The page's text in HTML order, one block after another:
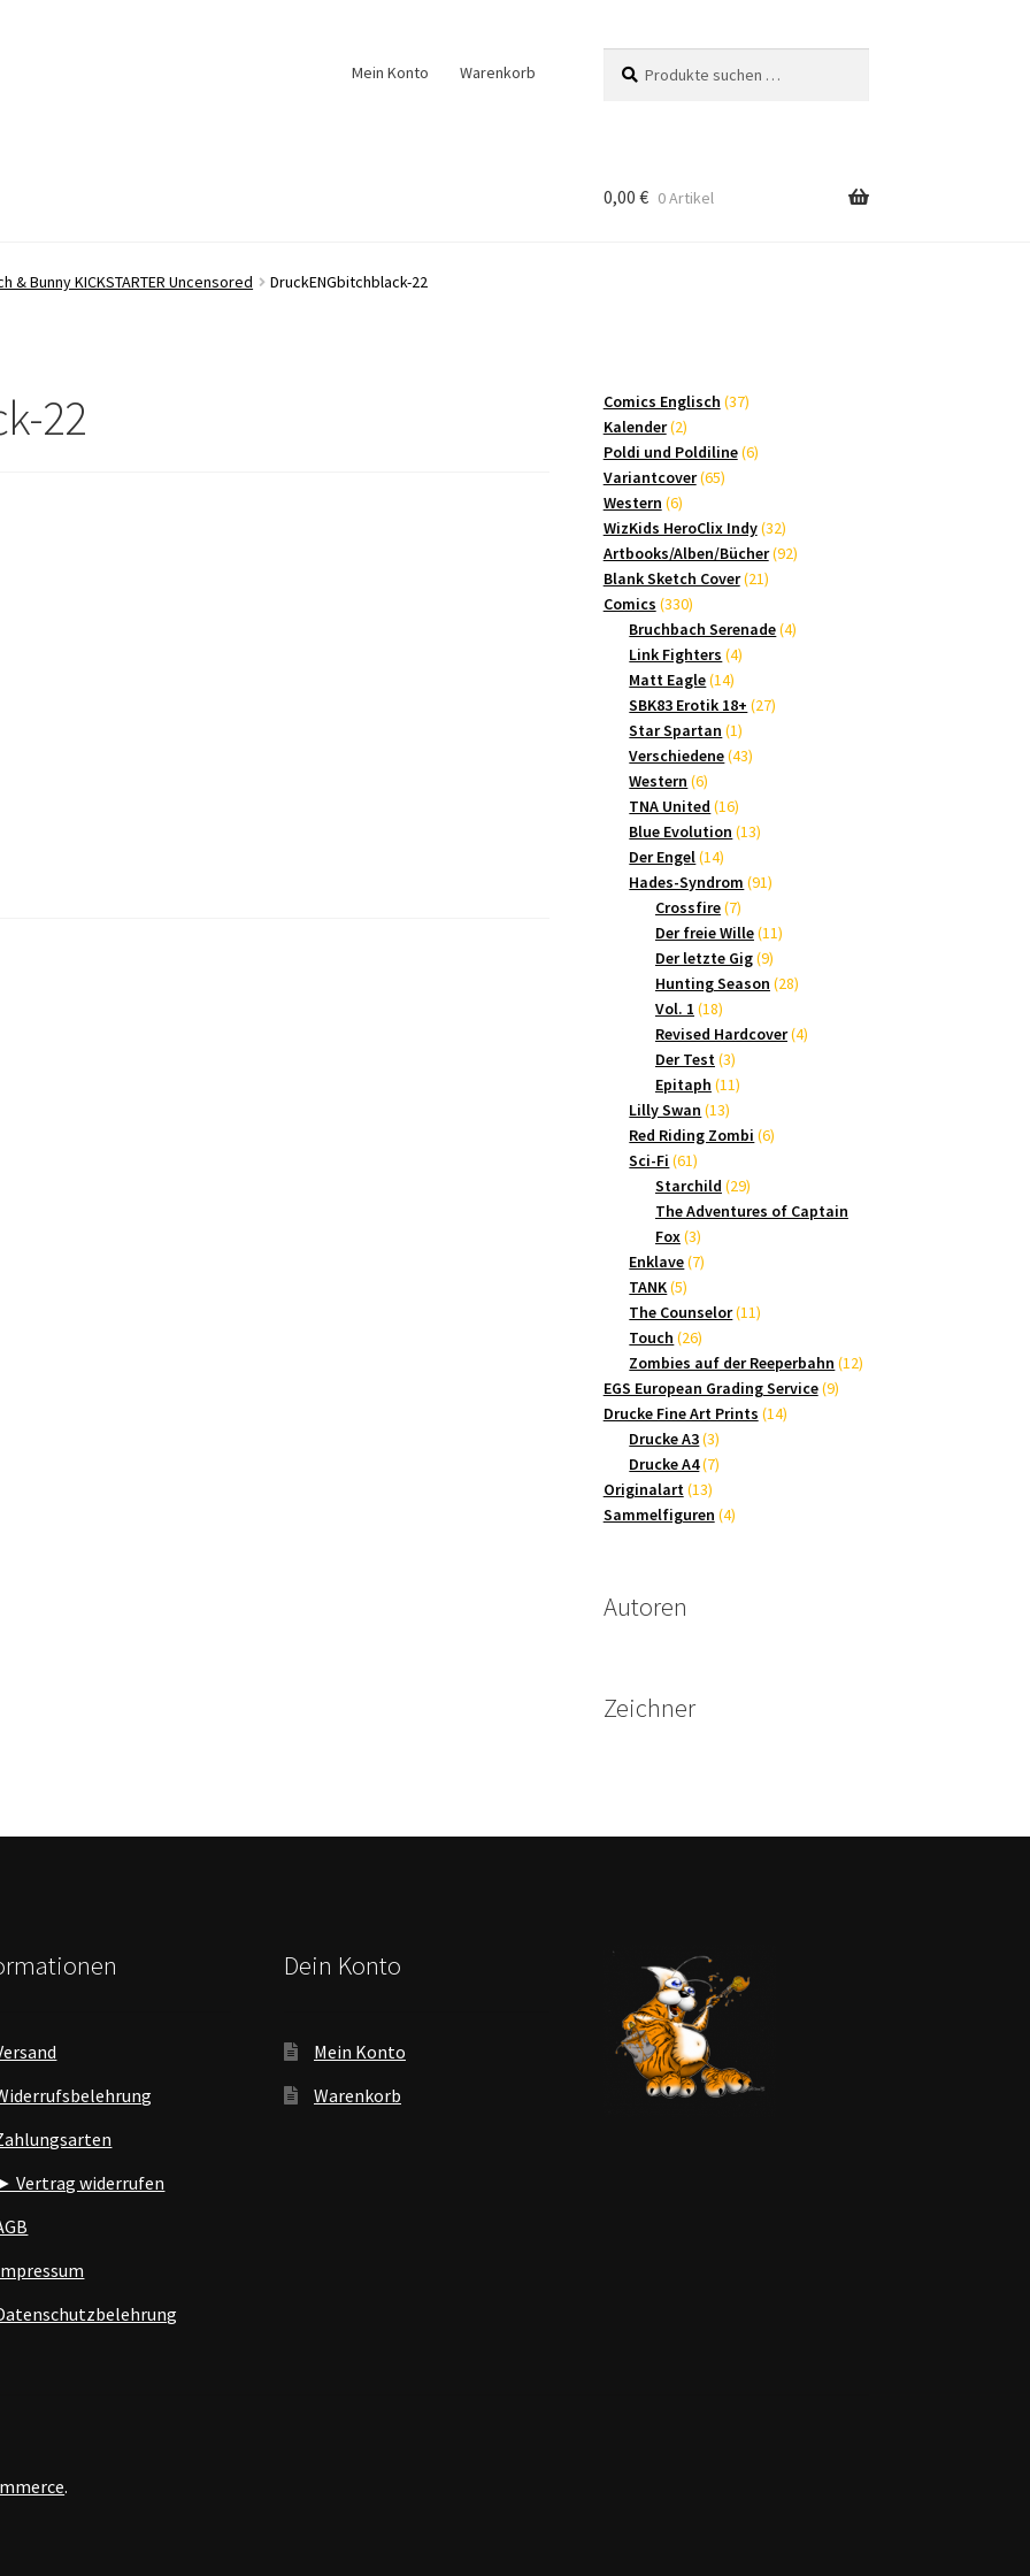
Mein Konto Warenkorb
nach:
0,00 € 0 Artikel
& Bunny KICKSTARTER Uncensored DruckENGbitchblack-22
22 Comics Englisch 3737
Kalender 22
Produkte
Poldi und Poldiline 66
Variantcover 6565
Western 66
Produkte
WizKids HeroClix Indy 3232
Produkte
Artbooks/Alben/Bücher 9292
Blank Sketch Cover 2121
Comics 330330
Produkte
Bruchbach Serenade 44
Link Fighters 44
Matt Eagle 1414
Produkte
SBK83 Erotik 18+ 2727
Star Spartan 11
Produkt
Verschiedene 4343
Western 66
Produkte
TNA United 1616
Produkte
Blue Evolution 1313
Der Engel 1414
Produkte
Hades-Syndrom 9191
Crossfire 77
Produkte
Der freie Wille 1111
Der letzte Gig 99
Produkte
Hunting Season 2828
Vol. 1 1818
Produkte
Revised Hardcover 44
Der Test 33
Produkte
Epitaph 1111
Lilly Swan 1313
Produkte
Red Riding Zombi 66
Sci-Fi 6161
Produkte
Starchild 2929
Produkte
The Adventures of Captain
Fox 33
Produkte
Enklave 77
TANK 55
Produkte
The Counselor 1111
Touch 2626
Produkte
Zombies auf der Reeperbahn 1212
EGS European Grading Service 99
Drucke Fine Art Prints 1414
Drucke A3 33
Produkte
Drucke A4 77
Originalart 1313
Produkte
Sammelfiguren 44
Autoren
Zeichner
Vertrag widerrufen
Dein Konto
Mein Konto
Warenkorb
.